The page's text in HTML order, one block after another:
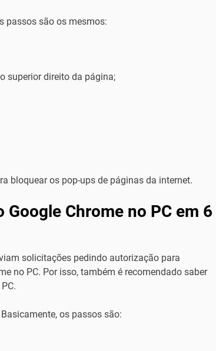
passos são os mesmos:
superior direito da página;
bloquear os pop-ups de páginas da internet.
Chrome no PC em 6
solicitações pedindo autorização para
no PC. Por isso, também é recomendado saber
os passos são: